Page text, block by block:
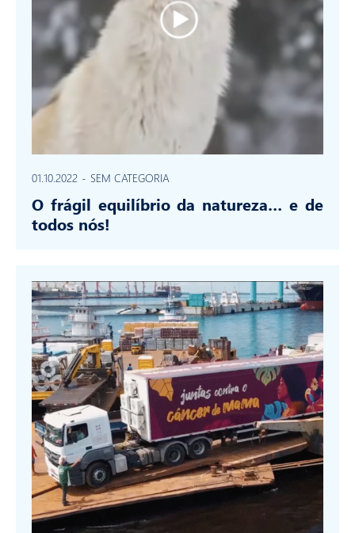
01.10.2022 - SEM CATEGORIA
O frágil equilíbrio da natureza… e de
todos nós!